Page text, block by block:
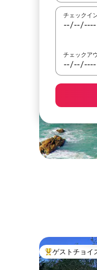
チェックイ
チェックア
大好評のゲスト
ゲストチョイ